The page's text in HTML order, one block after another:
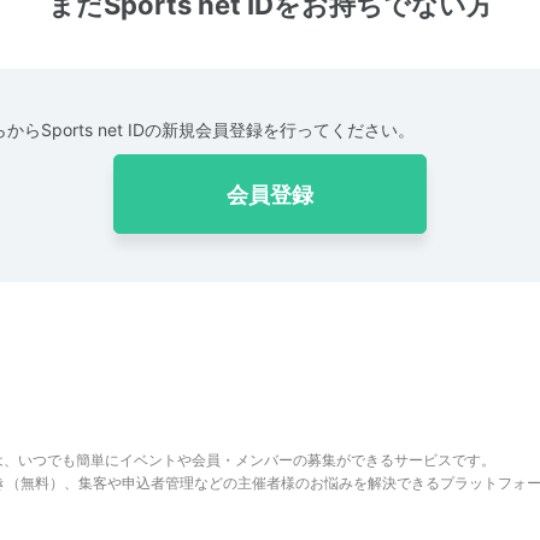
からSports net IDの新規会員登録を行ってください。
会員登録
いつでも簡単にイベントや会員・メンバーの募集ができるサービスです。
無料）、集客や申込者管理などの主催者様のお悩みを解決できるプラットフォー